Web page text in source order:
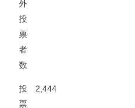
外
投
票
者
数
投
票
2,444